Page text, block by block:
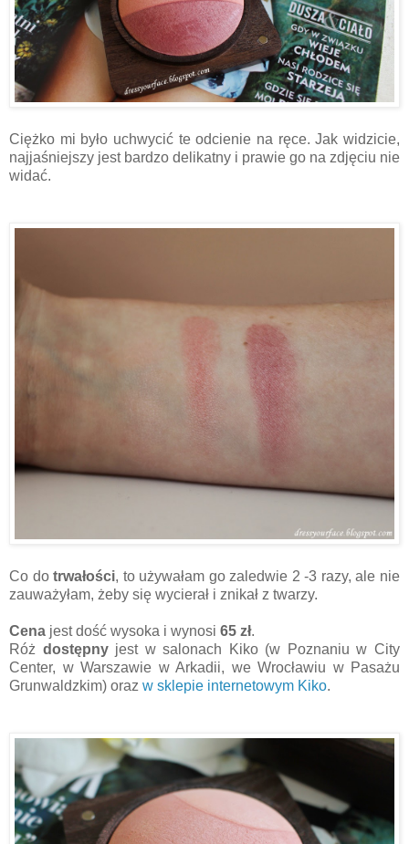
Ciężko mi było uchwycić te odcienie na ręce. Jak widzicie,
najjaśniejszy jest bardzo delikatny i prawie go na zdjęciu nie
widać.
Co dotrwałości, to używałam go zaledwie 2 -3 razy, ale nie
zauważyłam, żeby się wycierał i znikał z twarzy.
Cena jest dość wysoka i wynosi 65 zł.
Róż dostępnyjest w salonach Kiko (w Poznaniu w City
Center, w Warszawie w Arkadii, we Wrocławiu w Pasażu
Grunwaldzkim) oraz w sklepie internetowym Kiko.